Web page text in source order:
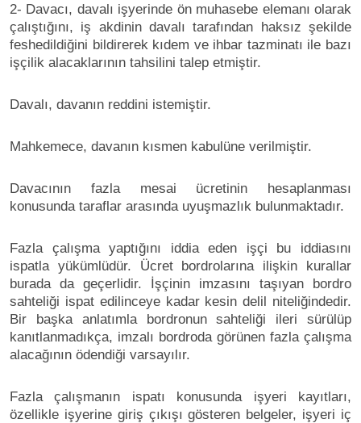
2- Davacı, davalı işyerinde ön muhasebe elemanı olarak
çalıştığını, iş akdinin davalı tarafından haksız şekilde
feshedildiğini bildirerek kıdem ve ihbar tazminatı ile bazı
işçilik alacaklarının tahsilini talep etmiştir.
Davalı, davanın reddini istemiştir.
Mahkemece, davanın kısmen kabulüne verilmiştir.
Davacının fazla mesai ücretinin hesaplanması
konusunda taraflar arasında uyuşmazlık bulunmaktadır.
Fazla çalışma yaptığını iddia eden işçi bu iddiasını
ispatla yükümlüdür. Ücret bordrolarına ilişkin kurallar
burada da geçerlidir. İşçinin imzasını taşıyan bordro
sahteliği ispat edilinceye kadar kesin delil niteliğindedir.
Bir başka anlatımla bordronun sahteliği ileri sürülüp
kanıtlanmadıkça, imzalı bordroda görünen fazla çalışma
alacağının ödendiği varsayılır.
Fazla çalışmanın ispatı konusunda işyeri kayıtları,
özellikle işyerine giriş çıkışı gösteren belgeler, işyeri iç